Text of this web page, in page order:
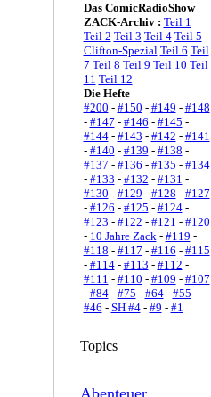
Das ComicRadioShow
ZACK-Archiv : Teil 1
Teil 2 Teil 3 Teil 4 Teil 5
Clifton-Spezial Teil 6 Teil
7 Teil 8 Teil 9 Teil 10 Teil
11 Teil 12
Die Hefte
#200 - #150 - #149 - #148
- #147 - #146 - #145 -
#144- #143 - #142 - #141
- #140 - #139 - #138 -
#137 - #136 - #135 - #134
- #133 - #132 - #131 -
#130 - #129 - #128 - #127
- #126 - #125 - #124-
#123 - #122 - #121 - #120
- 10 Jahre Zack- #119 -
#118 - #117 - #116 - #115
- #114- #113 - #112 -
#111 - #110 - #109 - #107
- #84- #75 - #64- #55 -
#46 - SH #4- #9 - #1
Topics
Abenteuer